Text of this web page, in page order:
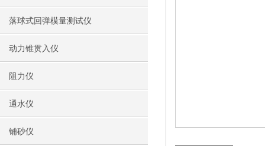
落球式回弹模量测试仪
动力锥贯入仪
阻力仪
通水仪
铺砂仪